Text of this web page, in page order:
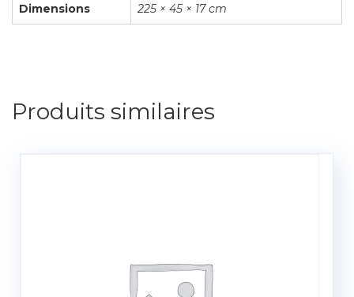
Dimensions 225 × 45 × 17 cm
Produits similaires